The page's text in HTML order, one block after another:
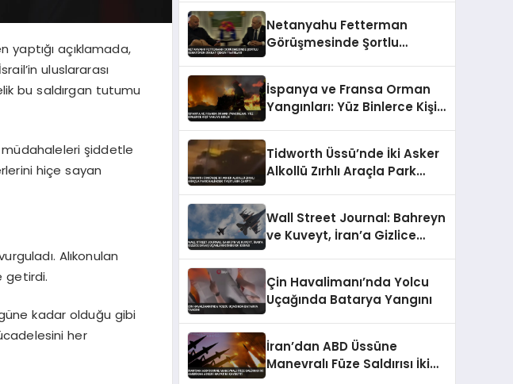
yaptığı açıklamada,
uluslararası
bu saldırgan tutumu
müdahaleleri şiddetle
hiçe sayan
Alıkonulan
getirdi.
kadar olduğu gibi
her
Netanyahu Fetterman
Görüşmesinde Şortlu
İspanya ve Fransa Orman
Yangınları: Yüz Binlerce Kişi
Tidworth Üssü’nde İki Asker
Alkollü Zırhlı Araçla Park
Wall Street Journal: Bahreyn
ve Kuveyt, İran’a Gizlice
Çin Havalimanı’nda Yolcu
Uçağında Batarya Yangını
İran’dan ABD Üssüne
Manevralı Füze Saldırısı İki